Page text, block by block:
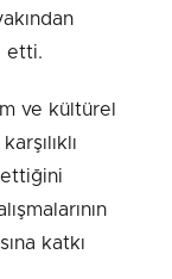
etti.
ve kültürel
katkı